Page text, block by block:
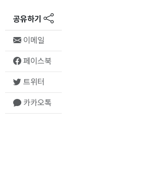
공유하기
이메일
페이스북
트위터
카카오톡